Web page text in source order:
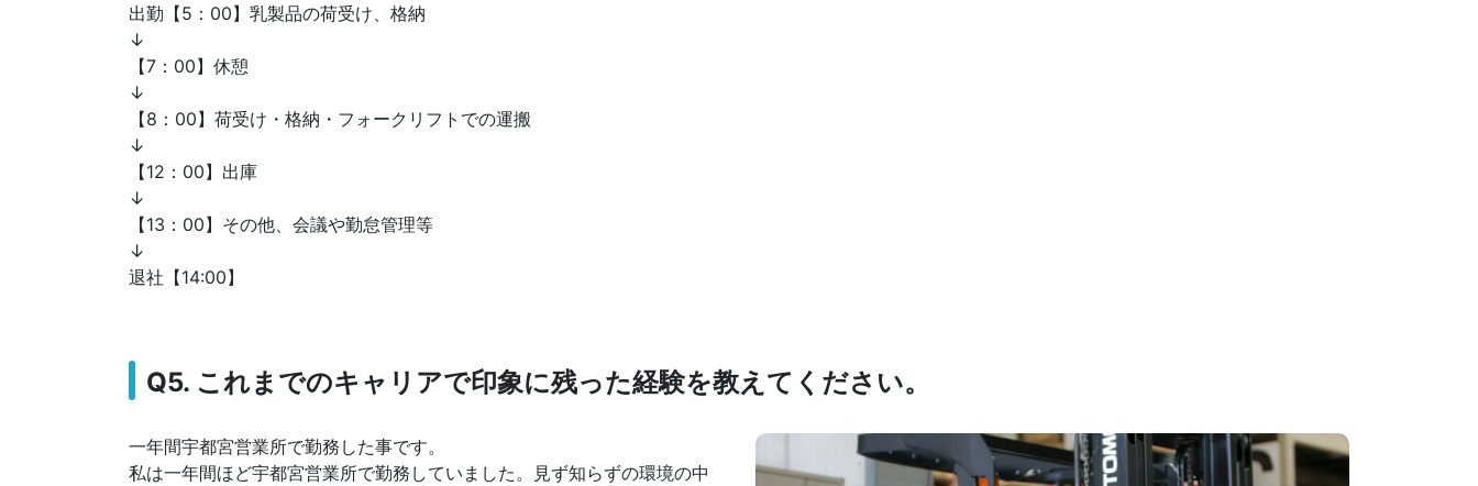
出勤【5：00】乳製品の荷受け、格納
↓
【7：00】休憩
↓
【8：00】荷受け・格納・フォークリフトでの運搬
↓
【12：00】出庫
↓
【13：00】その他、会議や勤怠管理等
↓
退社【14:00】
Q5. これまでのキャリアで印象に残った経験を教えてください。
一年間宇都宮営業所で勤務した事です。
私は一年間ほど宇都宮営業所で勤務していました。見ず知らずの環境の中